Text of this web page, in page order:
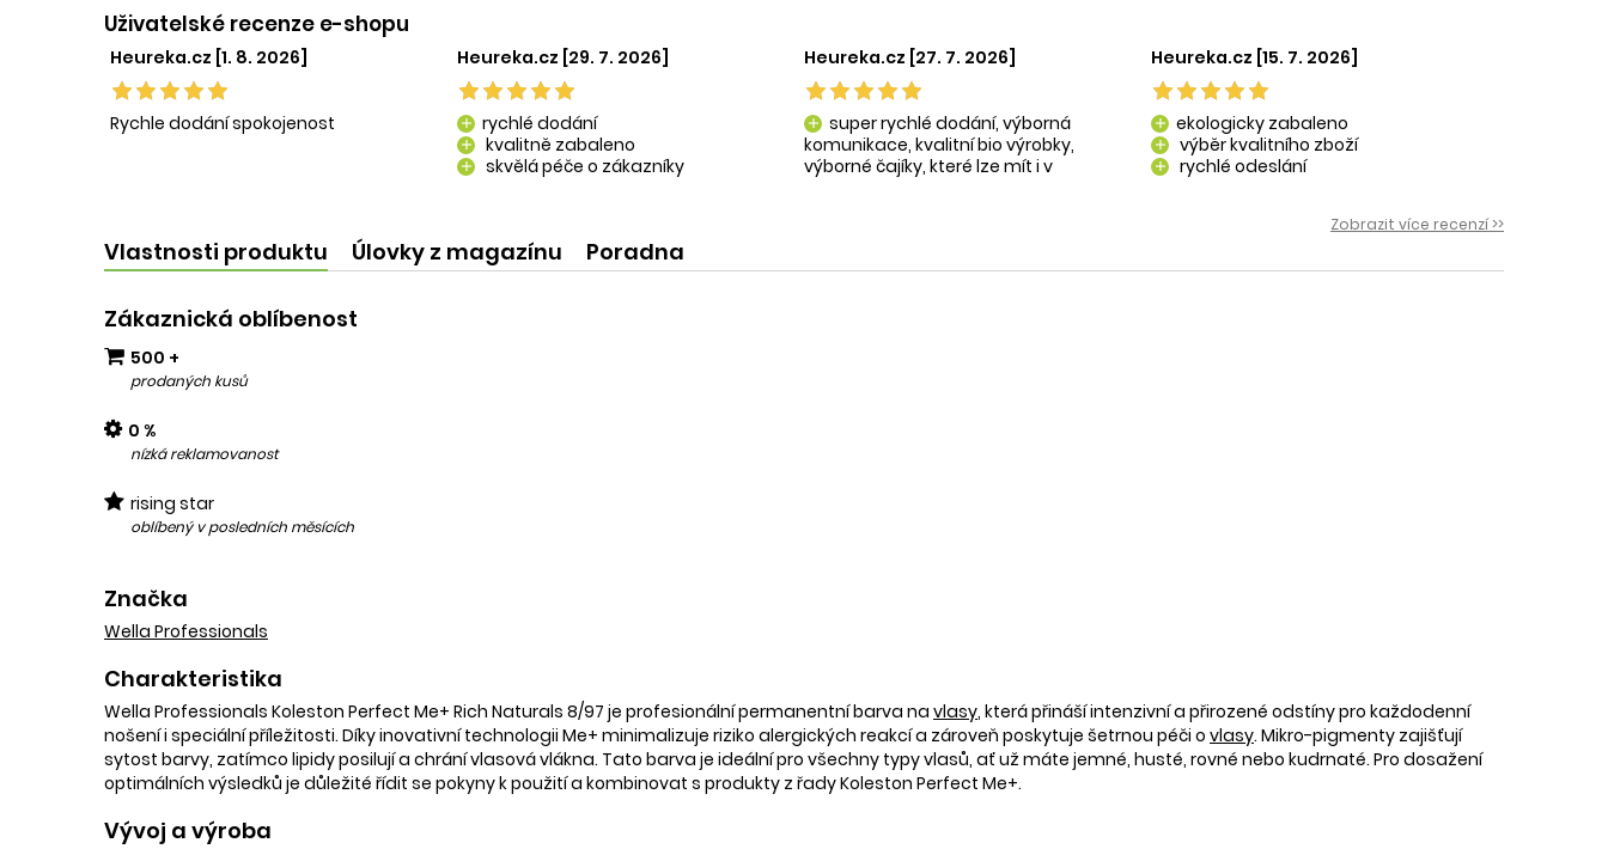
Uživatelské recenze e-shopu
Heureka.cz [1. 8. 2026]
Rychle dodání spokojenost
Heureka.cz [29. 7. 2026]
add rychlé dodání
add kvalitně zabaleno
add skvělá péče o zákazníky
Heureka.cz [27. 7. 2026]
add super rychlé dodání, výborná
komunikace, kvalitní bio výrobky,
výborné čajíky, které lze mít i v
Heureka.cz [15. 7. 2026]
add ekologicky zabaleno
add výběr kvalitního zboží
add rychlé odeslání
Zobrazit více recenzí >>
Vlastnosti produktu Úlovky z magazínu Poradna
Zákaznická oblíbenost
500 +
prodaných kusů
0 %
nízká reklamovanost
rising star
oblíbený v posledních měsících
Značka
Wella Professionals
Charakteristika
Wella Professionals Koleston Perfect Me+ Rich Naturals 8/97 je profesionální permanentní barva na vlasy, která přináší intenzivní a přirozené odstíny pro každodenní
nošení i speciální příležitosti. Díky inovativní technologii Me+ minimalizuje riziko alergických reakcí a zároveň poskytuje šetrnou péči o vlasy. Mikro-pigmenty zajišťují
sytost barvy, zatímco lipidy posilují a chrání vlasová vlákna. Tato barva je ideální pro všechny typy vlasů, ať už máte jemné, husté, rovné nebo kudrnaté. Pro dosažení
optimálních výsledků je důležité řídit se pokyny k použití a kombinovat s produkty z řady Koleston Perfect Me+.
Vývoj a výroba